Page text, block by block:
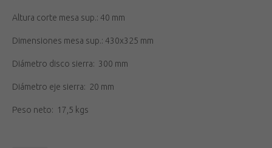
Altura corte mesa sup.: 40 mm
Dimensiones mesa sup.: 430x325 mm
Diámetro disco sierra: 300 mm
Diámetro eje sierra: 20 mm
Peso neto: 17,5 kgs